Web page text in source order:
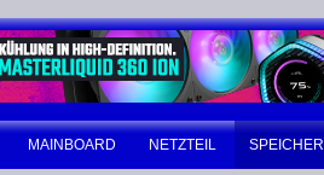
MAINBOARD NETZTEIL SPEICHER